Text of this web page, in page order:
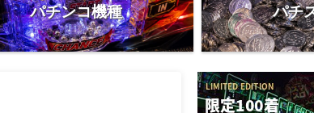
パチンコ機種 パチ